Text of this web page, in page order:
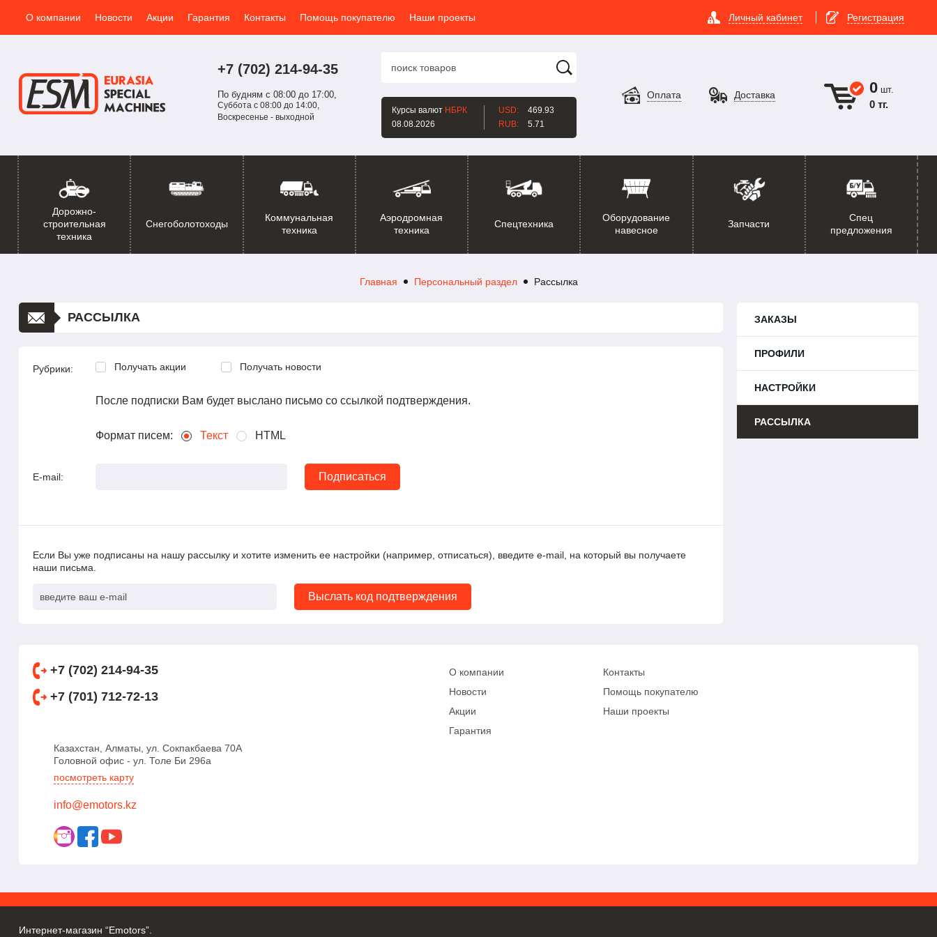
О компании Новости Акции Гарантия Контакты Помощь покупателю Наши проекты Личный кабинет Регистрация
+7 (702) 214-94-35
По будням с 08:00 до 17:00,
Суббота с 08:00 до 14:00,
Воскресенье - выходной
Курсы валют НБРК
08.08.2026
USD:
469.93
RUB:
5.71
Оплата Доставка 0 шт.
0 тг.
Дорожно-
строительная
техника
Снегоболотоходы
Коммунальная
техника
Аэродромная
техника
Спецтехника
Оборудование
навесное
Запчасти
Спец
предложения
Главная Персональный раздел Рассылка
РАССЫЛКА
Рубрики: Получать акции Получать новости
После подписки Вам будет выслано письмо со ссылкой подтверждения.
Формат писем: Текст HTML
E-mail:
Если Вы уже подписаны на нашу рассылку и хотите изменить ее настройки (например, отписаться), введите e-mail, на который вы получаете
наши письма.
ЗАКАЗЫ
ПРОФИЛИ
НАСТРОЙКИ
РАССЫЛКА
+7 (702) 214-94-35
+7 (701) 712-72-13
Казахстан, Алматы, ул. Сокпакбаева 70А
Головной офис - ул. Толе Би 296а
посмотреть карту
info@emotors.kz
О компании
Новости
Акции
Гарантия
Контакты
Помощь покупателю
Наши проекты
Интернет-магазин “Emotors”.